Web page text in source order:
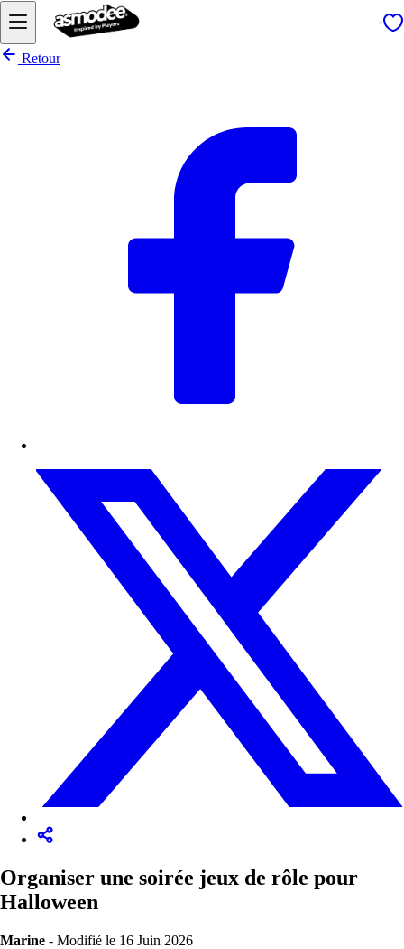
Retour
Organiser une soirée jeux de rôle pour
Halloween
Marine - Modifié le 16 Juin 2026